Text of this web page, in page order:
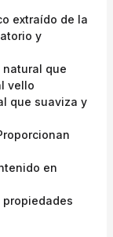
extraído de la
y
natural que
vello
que suaviza y
en
propiedades